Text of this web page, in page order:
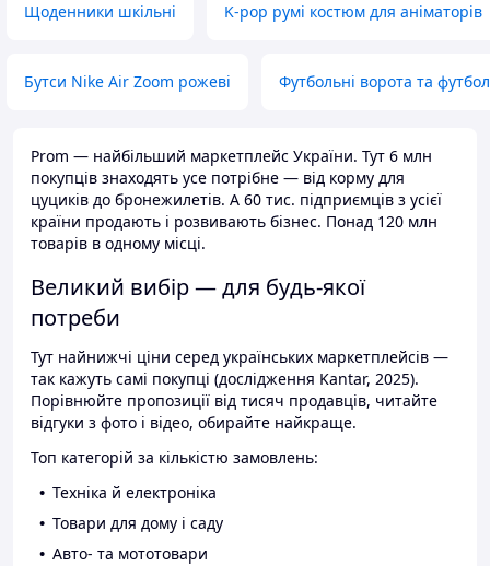
Щоденники шкільні K-pop румі костюм для аніматорів
Бутси Nike Air Zoom рожеві Футбольні ворота та
Prom — найбільший маркетплейс України. Тут 6 млн
покупців знаходять усе потрібне — від корму для
цуциків до бронежилетів. А 60 тис. підприємців з усієї
країни продають і розвивають бізнес. Понад 120 млн
товарів в одному місці.
Великий вибір — для будь-якої
потреби
Тут найнижчі ціни серед українських маркетплейсів —
так кажуть самі покупці (дослідження Kantar, 2025).
Порівнюйте пропозиції від тисяч продавців, читайте
відгуки з фото і відео, обирайте найкраще.
Топ категорій за кількістю замовлень:
Техніка й електроніка
Товари для дому і саду
Авто- та мототовари